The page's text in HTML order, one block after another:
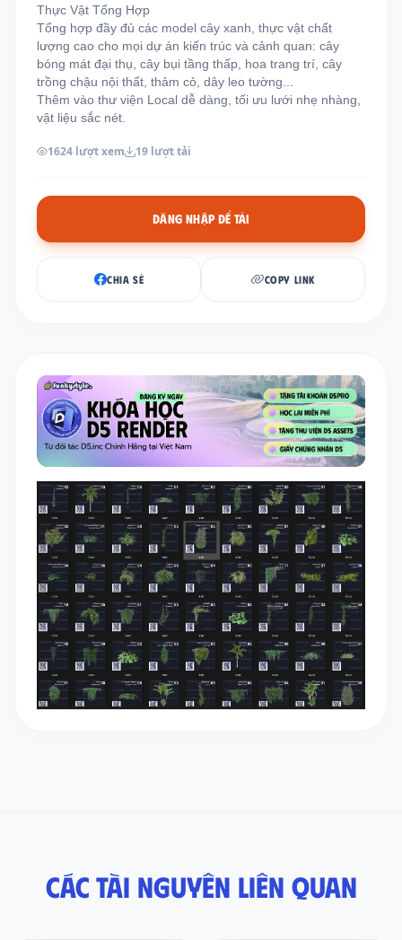
Đăng nhập
Đăng ký
Thực Vật Tổng Hợp
Tổng hợp đầy đủ các model cây xanh, thực vật chất
lượng cao cho mọi dự án kiến trúc và cảnh quan: cây
bóng mát đại thụ, cây bụi tầng thấp, hoa trang trí, cây
trồng chậu nội thất, thảm cỏ, dây leo tường...
Thêm vào thư viện Local dễ dàng, tối ưu lưới nhẹ nhàng,
vật liệu sắc nét.
1624 lượt xem 19 lượt tải
ĐĂNG NHẬP ĐỂ TẢI
CHIA SẺ COPY LINK
Các tài nguyên liên quan